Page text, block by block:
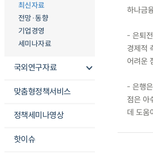
최신자료
전망·동향
기업경영
세미나자료
국외연구자료
맞춤형정책서비스
정책세미나영상
핫이슈
하나금
- 은퇴
경제적
어려운
- 은행
점은 아
데 도움